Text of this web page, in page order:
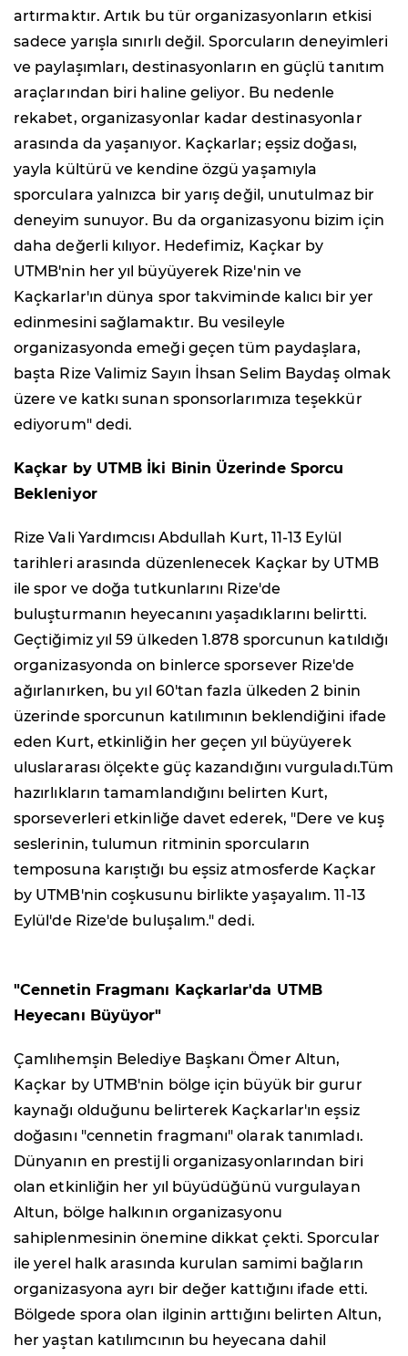
artırmaktır. Artık bu tür organizasyonların etkisi
sadece yarışla sınırlı değil. Sporcuların deneyimleri
ve paylaşımları, destinasyonların en güçlü tanıtım
araçlarından biri haline geliyor. Bu nedenle
rekabet, organizasyonlar kadar destinasyonlar
arasında da yaşanıyor. Kaçkarlar; eşsiz doğası,
yayla kültürü ve kendine özgü yaşamıyla
sporculara yalnızca bir yarış değil, unutulmaz bir
deneyim sunuyor. Bu da organizasyonu bizim için
daha değerli kılıyor. Hedefimiz, Kaçkar by
UTMB'nin her yıl büyüyerek Rize'nin ve
Kaçkarlar'ın dünya spor takviminde kalıcı bir yer
edinmesini sağlamaktır. Bu vesileyle
organizasyonda emeği geçen tüm paydaşlara,
başta Rize Valimiz Sayın İhsan Selim Baydaş olmak
üzere ve katkı sunan sponsorlarımıza teşekkür
ediyorum" dedi.
Kaçkar by UTMB İki Binin Üzerinde Sporcu
Bekleniyor
Rize Vali Yardımcısı Abdullah Kurt, 11-13 Eylül
tarihleri arasında düzenlenecek Kaçkar by UTMB
ile spor ve doğa tutkunlarını Rize'de
buluşturmanın heyecanını yaşadıklarını belirtti.
Geçtiğimiz yıl 59 ülkeden 1.878 sporcunun katıldığı
organizasyonda on binlerce sporsever Rize'de
ağırlanırken, bu yıl 60'tan fazla ülkeden 2 binin
üzerinde sporcunun katılımının beklendiğini ifade
eden Kurt, etkinliğin her geçen yıl büyüyerek
uluslararası ölçekte güç kazandığını vurguladı.Tüm
hazırlıkların tamamlandığını belirten Kurt,
sporseverleri etkinliğe davet ederek, "Dere ve kuş
seslerinin, tulumun ritminin sporcuların
temposuna karıştığı bu eşsiz atmosferde Kaçkar
by UTMB'nin coşkusunu birlikte yaşayalım. 11-13
Eylül'de Rize'de buluşalım." dedi.
"Cennetin Fragmanı Kaçkarlar'da UTMB
Heyecanı Büyüyor"
Çamlıhemşin Belediye Başkanı Ömer Altun,
Kaçkar by UTMB'nin bölge için büyük bir gurur
kaynağı olduğunu belirterek Kaçkarlar'ın eşsiz
doğasını "cennetin fragmanı" olarak tanımladı.
Dünyanın en prestijli organizasyonlarından biri
olan etkinliğin her yıl büyüdüğünü vurgulayan
Altun, bölge halkının organizasyonu
sahiplenmesinin önemine dikkat çekti. Sporcular
ile yerel halk arasında kurulan samimi bağların
organizasyona ayrı bir değer kattığını ifade etti.
Bölgede spora olan ilginin arttığını belirten Altun,
her yaştan katılımcının bu heyecana dahil